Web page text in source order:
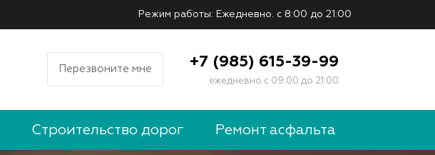
Режим работы: Ежедневно. с 8:00 до 21:00
Перезвоните мне +7 (985) 615-39-99
ежедневно с 09:00 до 21:00
Строительство дорог Ремонт асфальта